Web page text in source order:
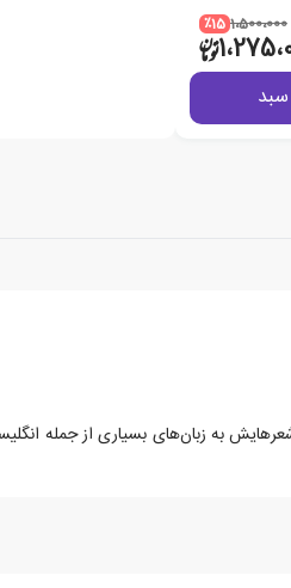
1،500،000 ٪15
ایران است و شعرهایش به زبان‌های بسیاری از جمله